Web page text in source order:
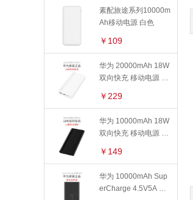
充电器
线下配件
素配旅途系列10000m
Ah移动电源 白色
￥109
华为 20000mAh 18W
双向快充 移动电源 白
￥229
华为 10000mAh 18W
双向快充 移动电源 Ty
￥149
华为 10000mAh Sup
erCharge 4.5V5A 快